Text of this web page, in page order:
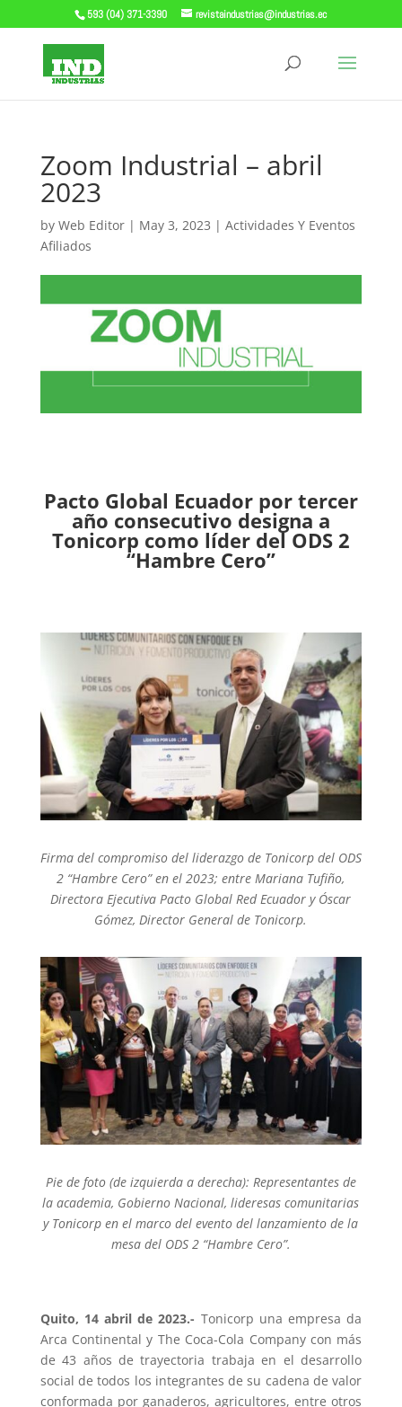
593 (04) 371-3390 revistaindustrias@industrias.ec
Zoom Industrial – abril
2023
by Web Editor| May 3, 2023 | Actividades Y Eventos
Afiliados
Pacto Global Ecuador por tercer
año consecutivo designa a
Tonicorp como líder del ODS 2
“Hambre Cero”
Firma del compromiso del liderazgo de Tonicorp del ODS
2 “Hambre Cero” en el 2023; entre Mariana Tufiño,
Directora Ejecutiva Pacto Global Red Ecuador y Óscar
Gómez, Director General de Tonicorp.
Pie de foto (de izquierda a derecha): Representantes de
la academia, Gobierno Nacional, lideresas comunitarias
y Tonicorp en el marco del evento del lanzamiento de la
mesa del ODS 2 “Hambre Cero”.
Quito, 14 abril de 2023.- Tonicorp una empresa da
Arca Continental y The Coca-Cola Company con más
de 43 años de trayectoria trabaja en el desarrollo
social de todos los integrantes de su cadena de valor
conformada por ganaderos, agricultores, entre otros